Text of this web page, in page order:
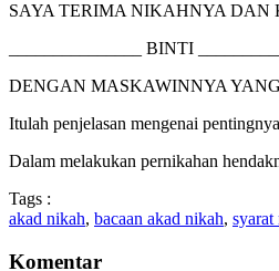
SAYA TERIMA NIKAHNYA DAN
_______________ BINTI
DENGAN MASKAWINNYA
Itulah penjelasan mengenai
Dalam melakukan pernikahan
Tags :
akad nikah, bacaan akad nikah, syarat
Komentar